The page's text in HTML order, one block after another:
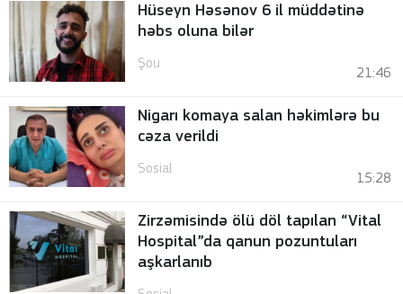
Hüseyn Həsənov 6 il müddətinə
həbs oluna bilər
Şou
21:46
Nigarı komaya salan həkimlərə bu
cəza verildi
Sosial
15:28
Zirzəmisində ölü döl tapılan “Vital
Hospital”da qanun pozuntuları
aşkarlanıb